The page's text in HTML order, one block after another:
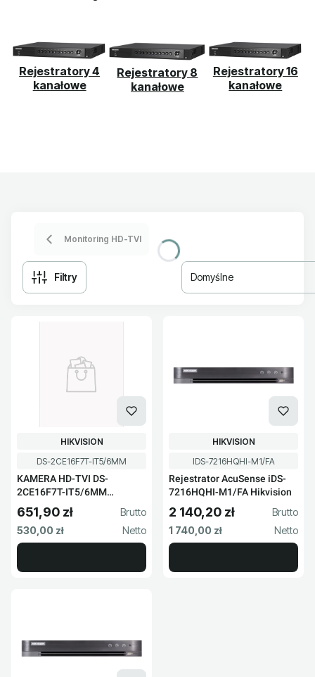
Rejestratory 4
kanałowe
Rejestratory 8
kanałowe
Rejestratory 16
kanałowe
Monitoring HD-TVI
Filtry Domyślne
Kod produktu
DS-2CE16F7T-IT5/6MM
KAMERA HD-TVI DS-
2CE16F7T-IT5/6MM
HIKVISION
PRODUCENT
HIKVISION
Cena brutto
651,90 zł
Cena netto
530,00 zł
Kod produktu
IDS-7216HQHI-M1/FA
Rejestrator AcuSense iDS-
7216HQHI-M1/FA Hikvision
PRODUCENT
HIKVISION
Cena brutto
2 140,20 zł
Cena netto
1 740,00 zł